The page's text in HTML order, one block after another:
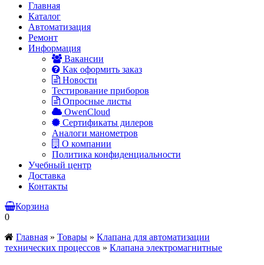
Главная
Каталог
Автоматизация
Ремонт
Информация
Вакансии
Как оформить заказ
Новости
Тестирование приборов
Опросные листы
OwenCloud
Сертификаты дилеров
Аналоги манометров
О компании
Политика конфиденциальности
Учебный центр
Доставка
Контакты
Корзина
0
Главная » Товары » Клапана для автоматизации
технических процессов » Клапана электромагнитные